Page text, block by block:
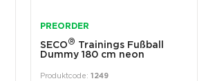
PREORDER
SECO® Trainings Fußball
Dummy 180 cm neon
1249